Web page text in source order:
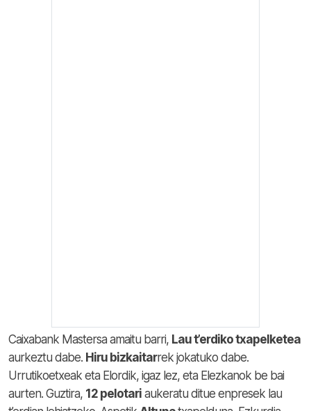
Caixabank Mastersa amaitu barri, Lau t’erdiko txapelketea
aurkeztu dabe. Hiru bizkaitarrek jokatuko dabe.
Urrutikoetxeak eta Elordik, igaz lez, eta Elezkanok be bai
aurten. Guztira, 12 pelotari aukeratu ditue enpresek lau